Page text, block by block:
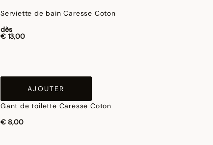
Serviette de bain Caresse Coton
dès
€ 13,00
AJOUTER
Gant de toilette Caresse Coton
€ 8,00